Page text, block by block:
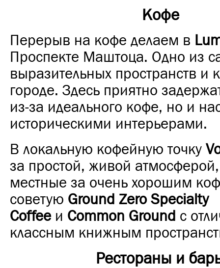
Кофе
Перерыв на кофе делаем в
Проспекте Маштоца. Одно из
выразительных пространств и
городе. Здесь приятно
из-за идеального кофе, но и
историческими интерьерами.
В локальную кофейную точку
за простой, живой
местные за очень хорошим
советую Ground Zero Specialty
Coffeeи Common Ground с
классным книжным
Рестораны и